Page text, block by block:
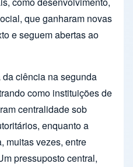
que ganharam novas
e seguem abertas ao
ciência na segunda
como instituições de
centralidade sob
enquanto a
muitas vezes, entre
pressuposto central,